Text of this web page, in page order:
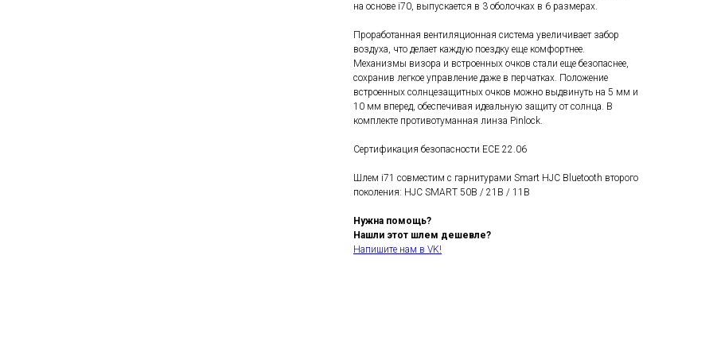
на основе i70, выпускается в 3 оболочках в 6 размерах.
Проработанная вентиляционная система увеличивает забор
воздуха, что делает каждую поездку еще комфортнее.
Механизмы визора и встроенных очков стали еще безопаснее,
сохранив легкое управление даже в перчатках. Положение
встроенных солнцезащитных очков можно выдвинуть на 5 мм и
10 мм вперед, обеспечивая идеальную защиту от солнца.­­ В
комплекте противотуманная линза Pinlock.
Сертификация безопасности ECE 22.06
Шлем i71 совместим с гарнитурами Smart HJC Bluetooth второго
поколения: HJC SMART 50B / 21B / 11B
Нужна помощь?
Нашли этот шлем дешевле?
Напишите нам в VK!